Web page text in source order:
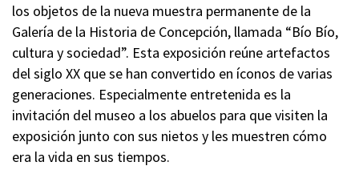
los objetos de la nueva muestra permanente de la
Galería de la Historia de Concepción, llamada “Bío Bío,
cultura y sociedad”. Esta exposición reúne artefactos
del siglo XX que se han convertido en íconos de varias
generaciones. Especialmente entretenida es la
invitación del museo a los abuelos para que visiten la
exposición junto con sus nietos y les muestren cómo
era la vida en sus tiempos.